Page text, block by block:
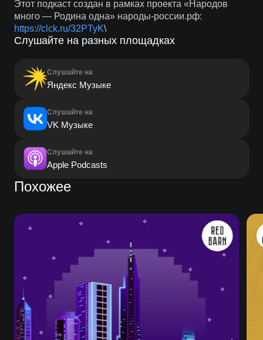
Этот подкаст создан в рамках проекта «Народов
много — Родина одна» народы-россии.рф:
https://clck.ru/32PTyK\
Слушайте на разных площадках
Слушайте на
Яндекс Музыке
Слушайте на
VK Музыке
Слушайте на
Apple Podcasts
Похожее